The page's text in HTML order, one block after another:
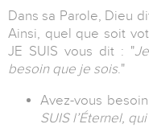
Dans sa Parole, Dieu
Ainsi, quel que soit
JE SUIS vous dit : "
besoin que je sois."
Avez-vous
SUIS l’Éternel,